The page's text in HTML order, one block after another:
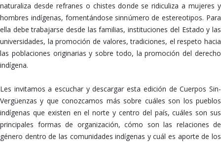
naturaliza desde refranes o chistes donde se ridiculiza a mujeres y
hombres indígenas, fomentándose sinnúmero de estereotipos. Para
ella debe trabajarse desde las familias, instituciones del Estado y las
universidades, la promoción de valores, tradiciones, el respeto hacia
las poblaciones originarias y sobre todo, la promoción del derecho
indígena.
Les invitamos a escuchar y descargar esta edición de Cuerpos Sin-
Vergüenzas y que conozcamos más sobre cuáles son los pueblos
indígenas que existen en el norte y centro del país, cuáles son sus
principales formas de organización, cómo son las relaciones de
género dentro de las comunidades indígenas y cuál es aporte de los